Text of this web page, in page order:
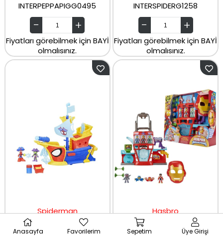
INTERPEPPAPIGG0495
Fiyatları görebilmek için BAYİ
olmalısınız.
INTERSPIDERG1258
Fiyatları görebilmek için BAYİ
olmalısınız.
Spiderman
Hasbro
Anasayfa Favorilerim Sepetim Üye Girişi